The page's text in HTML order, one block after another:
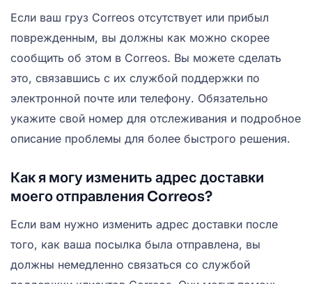
Если ваш груз Correos отсутствует или прибыл
поврежденным, вы должны как можно скорее
сообщить об этом в Correos. Вы можете сделать
это, связавшись с их службой поддержки по
электронной почте или телефону. Обязательно
укажите свой номер для отслеживания и подробное
описание проблемы для более быстрого решения.
Как я могу изменить адрес доставки
моего отправления Correos?
Если вам нужно изменить адрес доставки после
того, как ваша посылка была отправлена, вы
должны немедленно связаться со службой